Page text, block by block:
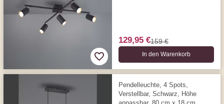
129,95 €159 €
In den Warenkorb
Pendelleuchte, 4 Spots,
Verstellbar, Schwarz, Höhe